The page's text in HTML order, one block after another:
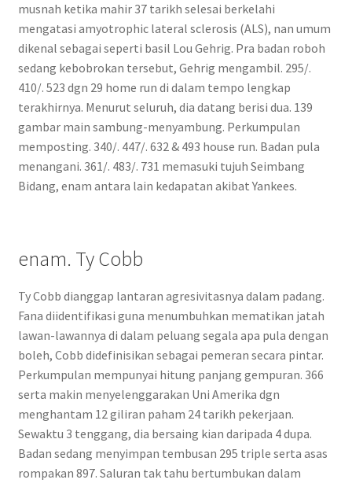
musnah ketika mahir 37 tarikh selesai berkelahi
mengatasi amyotrophic lateral sclerosis (ALS), nan umum
dikenal sebagai seperti basil Lou Gehrig. Pra badan roboh
sedang kebobrokan tersebut, Gehrig mengambil. 295/.
410/. 523 dgn 29 home run di dalam tempo lengkap
terakhirnya. Menurut seluruh, dia datang berisi dua. 139
gambar main sambung-menyambung. Perkumpulan
memposting. 340/. 447/. 632 & 493 house run. Badan pula
menangani. 361/. 483/. 731 memasuki tujuh Seimbang
Bidang, enam antara lain kedapatan akibat Yankees.
enam. Ty Cobb
Ty Cobb dianggap lantaran agresivitasnya dalam padang.
Fana diidentifikasi guna menumbuhkan mematikan jatah
lawan-lawannya di dalam peluang segala apa pula dengan
boleh, Cobb didefinisikan sebagai pemeran secara pintar.
Perkumpulan mempunyai hitung panjang gempuran. 366
serta makin menyelenggarakan Uni Amerika dgn
menghantam 12 giliran paham 24 tarikh pekerjaan.
Sewaktu 3 tenggang, dia bersaing kian daripada 4 dupa.
Badan sedang menyimpan tembusan 295 triple serta asas
rompakan 897. Saluran tak tahu bertumbukan dalam